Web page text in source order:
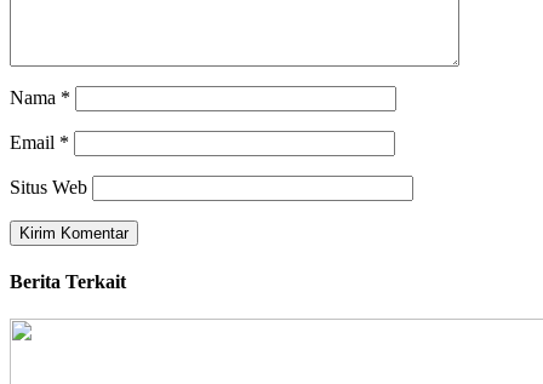
Nama *
Email *
Situs Web
Berita Terkait